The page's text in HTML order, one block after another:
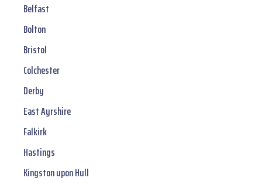
Belfast
Bolton
Bristol
Colchester
Derby
East Ayrshire
Falkirk
Hastings
Kingston upon Hull